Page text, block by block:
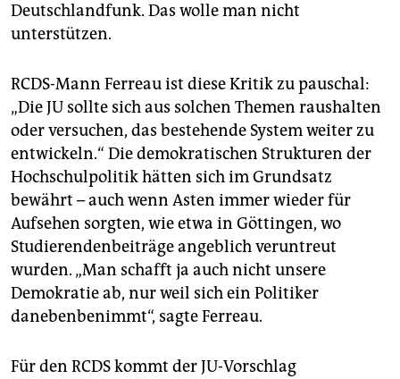
Deutschlandfunk. Das wolle man nicht
unterstützen.
RCDS-Mann Ferreau ist diese Kritik zu pauschal:
„Die JU sollte sich aus solchen Themen raushalten
oder versuchen, das bestehende System weiter zu
entwickeln.“ Die demokratischen Strukturen der
Hochschulpolitik hätten sich im Grundsatz
bewährt – auch wenn Asten immer wieder für
Aufsehen sorgten, wie etwa in Göttingen, wo
Studierendenbeiträge angeblich veruntreut
wurden. „Man schafft ja auch nicht unsere
Demokratie ab, nur weil sich ein Politiker
danebenbenimmt“, sagte Ferreau.
Für den RCDS kommt der JU-Vorschlag